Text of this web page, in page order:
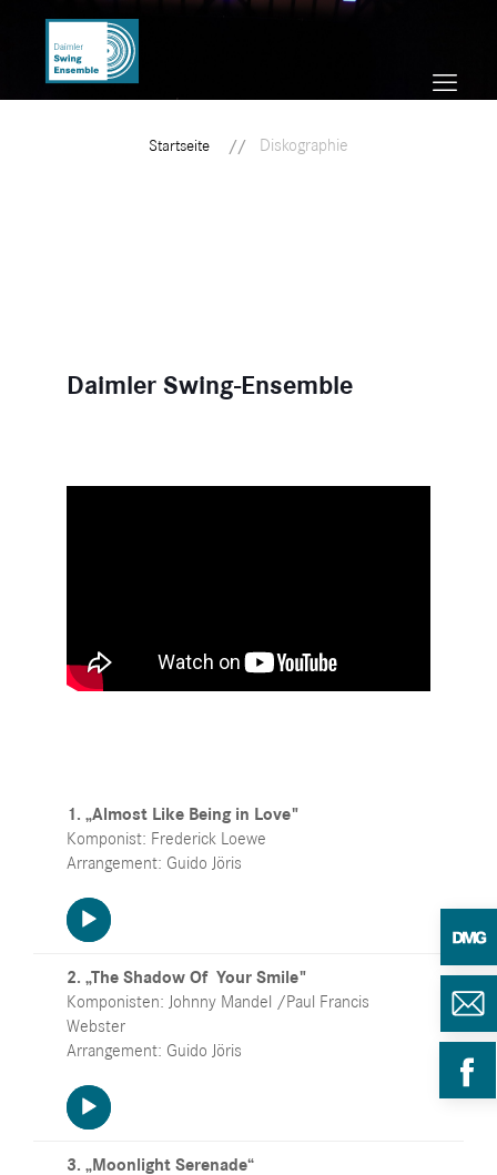
Startseite Diskographie
Daimler Swing-Ensemble
1. „Almost Like Being in Love"
Komponist: Frederick Loewe
Arrangement: Guido Jöris
Audio-
Player
2. „The Shadow Of Your Smile"
Komponisten: Johnny Mandel /Paul Francis
Webster
Arrangement: Guido Jöris
Audio-
Player
3. „Moonlight Serenade“